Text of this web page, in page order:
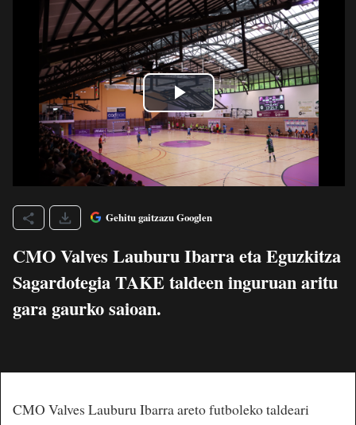
Gehitu gaitzazu Googlen
CMO Valves Lauburu Ibarra eta Eguzkitza
Sagardotegia TAKE taldeen inguruan aritu
gara gaurko saioan.
CMO Valves Lauburu Ibarra areto futboleko taldeari